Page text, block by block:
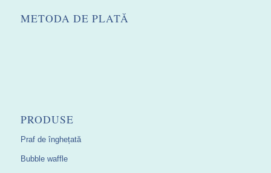
METODA DE PLATĂ
PRODUSE
Praf de înghețată
Bubble waffle